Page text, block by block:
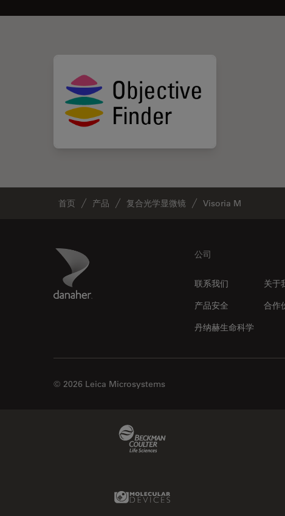
首页 产品 复合光学显微镜 Visoria M
Danaher Logo 公司
联系我们
关于
产品安全
合作
丹纳赫生命科学
© 2026 Leica Microsystems
Molecular Devices Link